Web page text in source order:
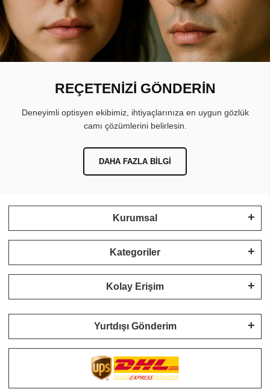
REÇETENİZİ GÖNDERİN
Deneyimli optisyen ekibimiz, ihtiyaçlarınıza en uygun gözlük
camı çözümlerini belirlesin.
DAHA FAZLA BILGI
Kurumsal
Kategoriler
Kolay Erişim
Yurtdışı Gönderim